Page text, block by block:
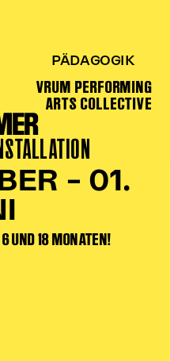
PÄDAGOGIK
VRUM PERFORMING
ARTS COLLECTIVE
– 01.
UND 18 MONATEN!